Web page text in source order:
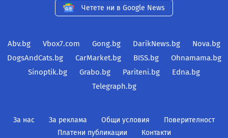
Четете ни в Google News
Abv.bg Vbox7.com Gong.bg DarikNews.bg
Nova.bg
DogsAndCats.bg
CarMarket.bg BISS.bg
Ohnamama.bg
Sinoptik.bg
Grabo.bg Pariteni.bg
Edna.bg
Telegraph.bg
За нас За реклама Общи условия
Поверителност
Платени публикации
Контакти